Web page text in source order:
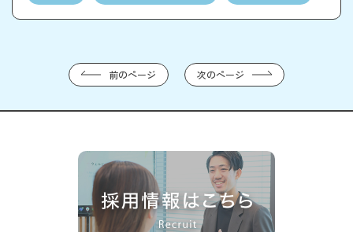
前のページ 次のページ